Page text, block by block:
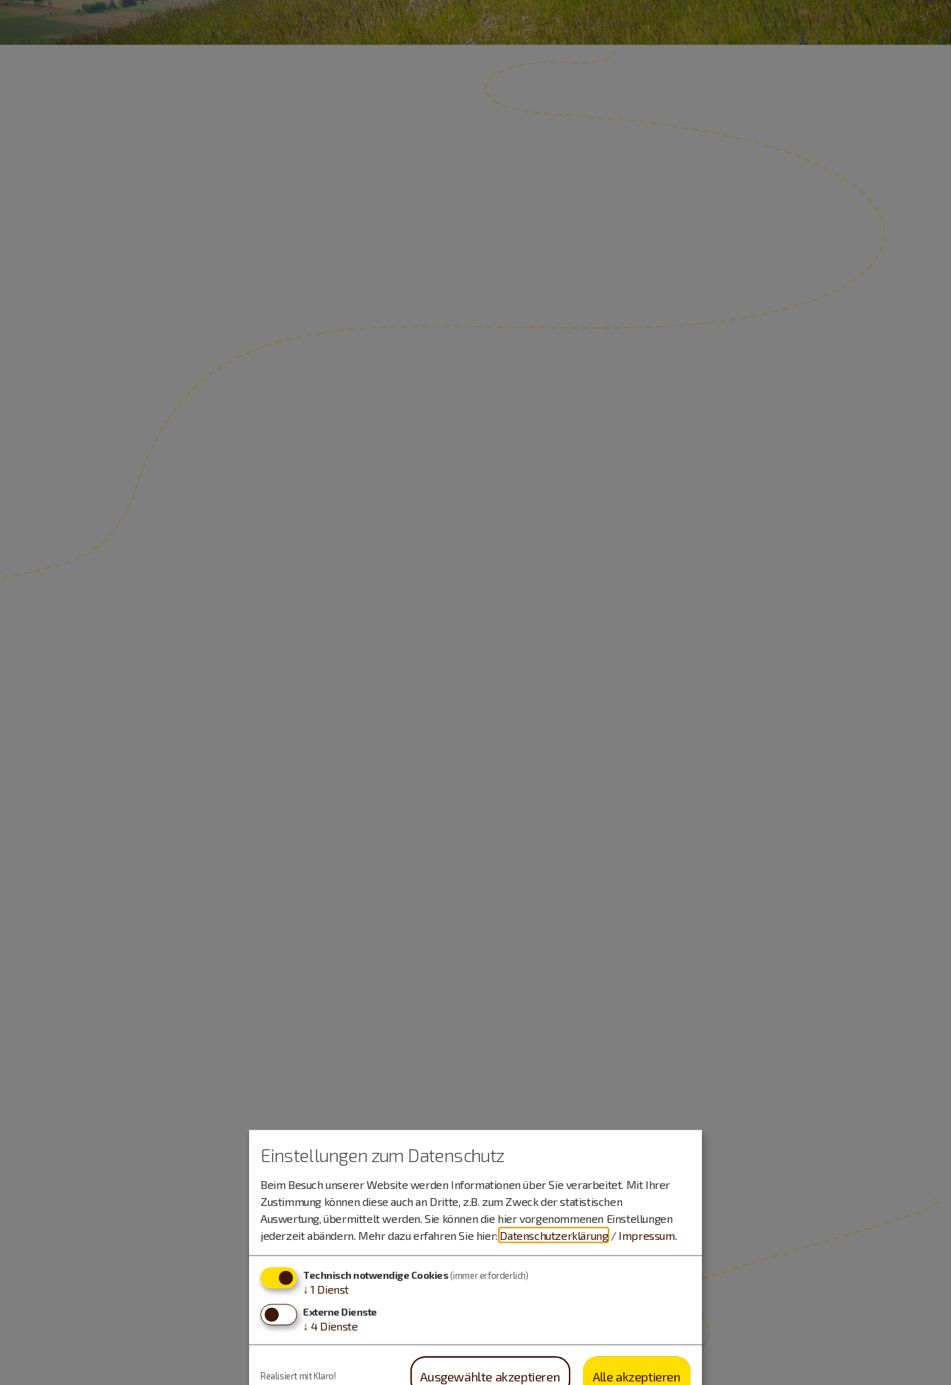
Einstellungen zum Datenschutz
Beim Besuch unserer Website werden Informationen über Sie verarbeitet. Mit Ihrer
Zustimmung können diese auch an Dritte, z.B. zum Zweck der statistischen
Auswertung, übermittelt werden. Sie können die hier vorgenommenen Einstellungen
jederzeit abändern. Mehr dazu erfahren Sie hier: Datenschutzerklärung / Impressum.
Technisch notwendige Cookies(immer erforderlich)
↓ 1 Dienst
Externe Dienste
↓ 4 Dienste
Ausgewählte akzeptieren Alle akzeptieren
Realisiert mit Klaro!